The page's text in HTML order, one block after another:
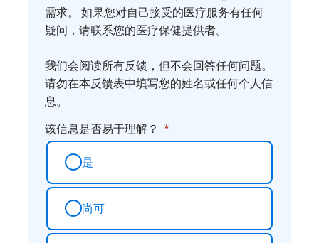
的
想
需求。 如果您对自己接受的医疗服务有任何
疑问，请联系您的医疗保健提供者。
我们会阅读所有反馈，但不会回答任何问题。
请勿在本反馈表中填写您的姓名或任何个人信
息。
该信息是否易于理解？
是
尚可